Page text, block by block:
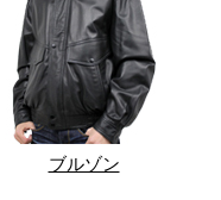
ブルゾン